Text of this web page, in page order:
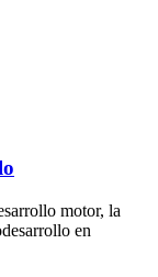
motor, la
en